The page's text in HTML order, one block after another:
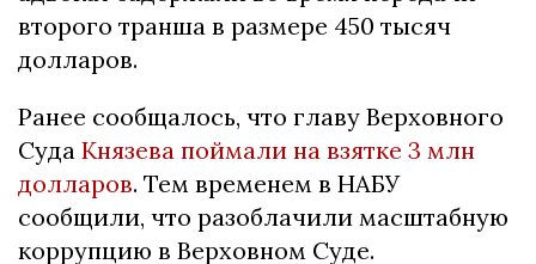
второго транша в размере 450 тысяч
долларов.
Ранее сообщалось, что главу Верховного
Суда Князева поймали на взятке 3 млн
долларов. Тем временем в НАБУ
сообщили, что разоблачили масштабную
коррупцию в Верховном Суде.